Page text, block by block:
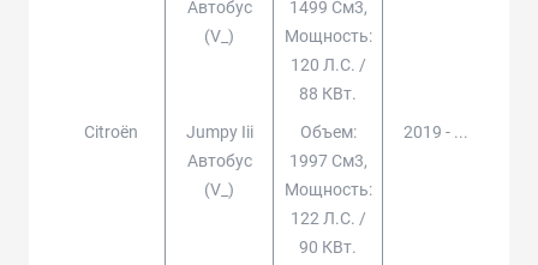
Автобус
(v_)
1499 См3,
Мощность:
120 Л.с. /
88 КВт.
Citroën
Jumpy Iii
Автобус
(v_)
Объем:
1997 См3,
Мощность:
122 Л.с. /
90 КВт.
2019 - ...